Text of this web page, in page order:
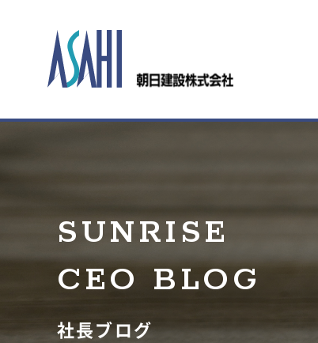
SUNRISE
CEO BLOG
社長ブログ